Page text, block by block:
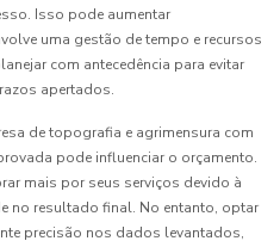
Isso pode aumentar
uma gestão de tempo e recursos
com antecedência para evitar
apertados.
de topografia e agrimensura com
pode influenciar o orçamento.
mais por seus serviços devido à
no resultado final. No entanto, optar
precisão nos dados levantados,